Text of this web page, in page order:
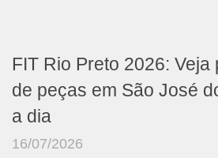
FIT Rio Preto 2026: Veja
de peças em São José
a dia
16/07/2026